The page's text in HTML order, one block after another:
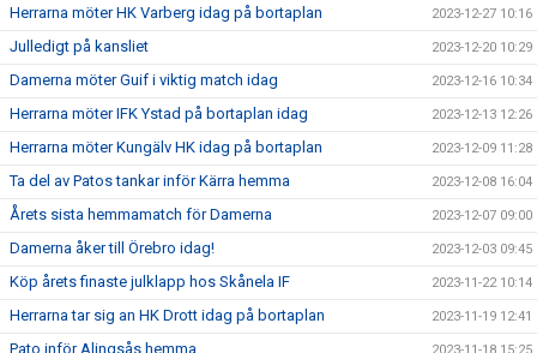
Herrarna möter HK Varberg idag på bortaplan 2023-12-27 10:16
Julledigt på kansliet 2023-12-20 10:29
Damerna möter Guif i viktig match idag 2023-12-16 10:34
Herrarna möter IFK Ystad på bortaplan idag 2023-12-13 12:26
Herrarna möter Kungälv HK idag på bortaplan 2023-12-09 11:28
Ta del av Patos tankar inför Kärra hemma 2023-12-08 16:04
Årets sista hemmamatch för Damerna 2023-12-07 09:00
Damerna åker till Örebro idag! 2023-12-03 09:45
Köp årets finaste julklapp hos Skånela IF 2023-11-22 10:14
Herrarna tar sig an HK Drott idag på bortaplan 2023-11-19 12:41
Pato inför Alingsås hemma